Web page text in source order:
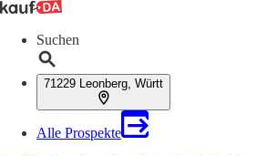
Suchen
71229 Leonberg, Württ
Alle Prospekte